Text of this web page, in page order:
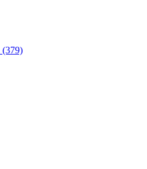
(379)